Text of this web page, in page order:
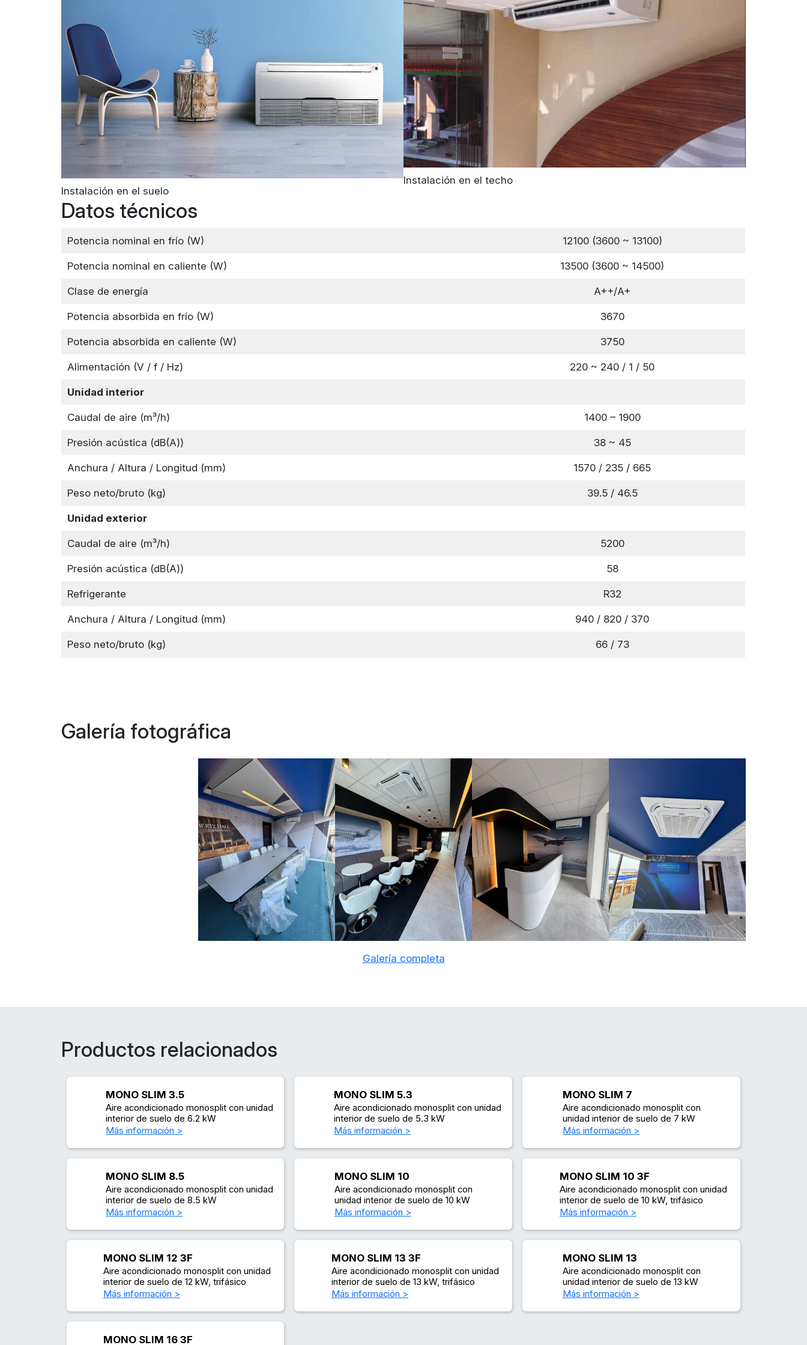
Instalación en el suelo
Instalación en el techo
Datos técnicos
Potencia nominal en frío (W) 12100 (3600 ~ 13100)
Potencia nominal en caliente (W) 13500 (3600 ~ 14500)
Clase de energía A++/A+
Potencia absorbida en frío (W) 3670
Potencia absorbida en caliente (W) 3750
Alimentación (V / f / Hz) 220 ~ 240 / 1 / 50
Unidad interior
Caudal de aire (m³/h) 1400 – 1900
Presión acústica (dB(A)) 38 ~ 45
Anchura / Altura / Longitud (mm) 1570 / 235 / 665
Peso neto/bruto (kg) 39.5 / 46.5
Unidad exterior
Caudal de aire (m³/h) 5200
Presión acústica (dB(A)) 58
Refrigerante R32
Anchura / Altura / Longitud (mm) 940 / 820 / 370
Peso neto/bruto (kg) 66 / 73
Galería fotográfica
Galería completa
Productos relacionados
MONO SLIM 3.5
Aire acondicionado monosplit con unidad
interior de suelo de 6.2 kW
Más información >
MONO SLIM 5.3
Aire acondicionado monosplit con unidad
interior de suelo de 5.3 kW
Más información >
MONO SLIM 7
Aire acondicionado monosplit con
unidad interior de suelo de 7 kW
Más información >
MONO SLIM 8.5
Aire acondicionado monosplit con unidad
interior de suelo de 8.5 kW
Más información >
MONO SLIM 10
Aire acondicionado monosplit con
unidad interior de suelo de 10 kW
Más información >
MONO SLIM 10 3F
Aire acondicionado monosplit con unidad
interior de suelo de 10 kW, trifásico
Más información >
MONO SLIM 12 3F
Aire acondicionado monosplit con unidad
interior de suelo de 12 kW, trifásico
Más información >
MONO SLIM 13 3F
Aire acondicionado monosplit con unidad
interior de suelo de 13 kW, trifásico
Más información >
MONO SLIM 13
Aire acondicionado monosplit con
unidad interior de suelo de 13 kW
Más información >
MONO SLIM 16 3F